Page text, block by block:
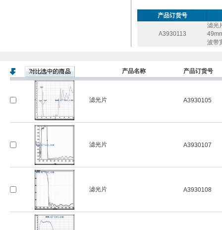
产品订货号
A3930113
滤光
波带
产品名称 产品订货号
滤光片 A3930105
滤光片 A3930107
滤光片 A3930108